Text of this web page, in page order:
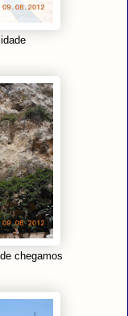
chegamos